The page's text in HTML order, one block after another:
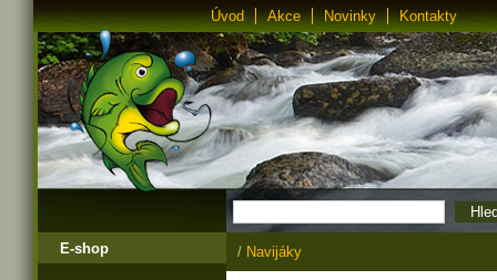
Úvod Akce Novinky Kontakty
E-shop / Navijáky